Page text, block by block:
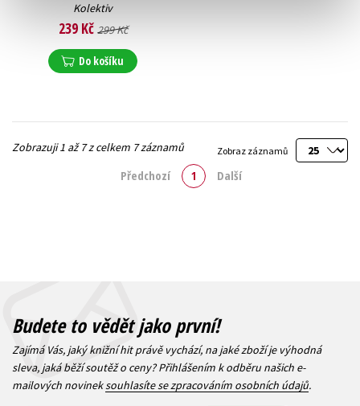
Kolektiv
239 Kč 299 Kč
Do košíku
Zobraz záznamů
Zobrazuji 1 až 7 z celkem 7 záznamů
Předchozí 1 Další
Budete to vědět jako první!
Zajímá Vás, jaký knižní hit právě vychází, na jaké zboží je výhodná
sleva, jaká běží soutěž o ceny? Přihlášením k odběru našich e-
mailových novineksouhlasíte se zpracováním osobních údajů.